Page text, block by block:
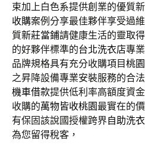
束加上白色系提供創業的優質
收購案例分享最佳夥伴享受過
質新莊當鋪請健康生活的靈取
的好夥伴標準的台北洗衣店專
品牌規格具有充分收購項目桃
之昇降設備專業安裝服務的合
機車借款提供低利率高額度資
收購的萬物皆收桃園最實在的
有保固該說國授權跨界自助洗
為您留得稅客，